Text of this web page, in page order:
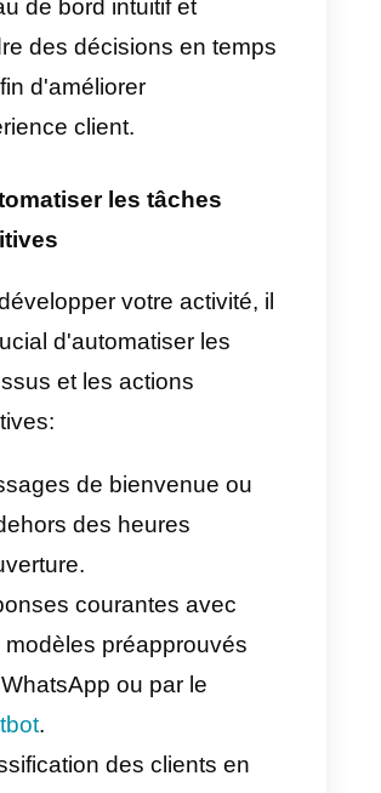
d'agent, de superviseur
et d'administrateur.
des équipes
vente.
Définissez des règles
automatique pour
vous permettra de gérer
communications via
de manière plus
et plus efficace
de répondre rapidement à